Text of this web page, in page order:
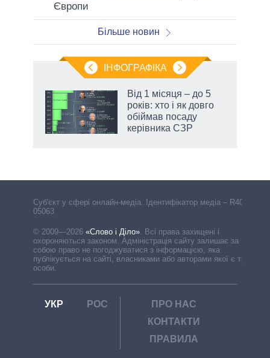
Європи
Більше новин
ІНФОГРАФІКА
Від 1 місяця – до 5
років: хто і як довго
обіймав посаду
керівника СЗР
Cуб'єкт у сфері онлайн-медіа. Ідентифікатор медіа – R40-
05063
© 2009—2026 «Слово і Діло». Всі права захищені і
охороняються законом. Адміністрація сайту залишає за
собою право не погоджуватися з інформацією, яка
публікується на сайті, власниками або авторами якої є треті
особи.
УКР РОС
ПРО НАС
КОНТАКТИ
ПРАВИЛА